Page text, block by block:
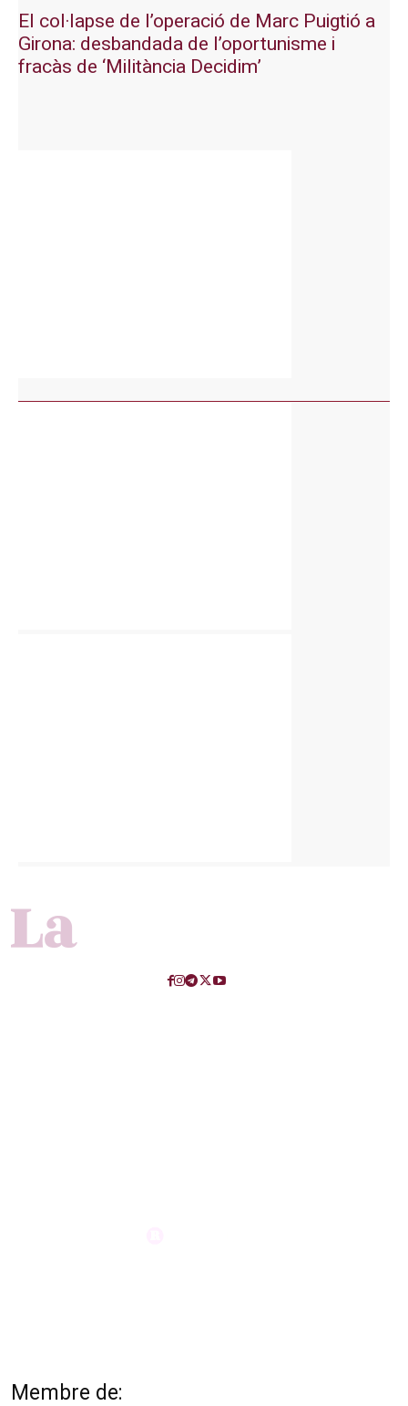
El col·lapse de l’operació de Marc Puigtió a
Girona: desbandada de l’oportunisme i
fracàs de ‘Militància Decidim’
Membre de: